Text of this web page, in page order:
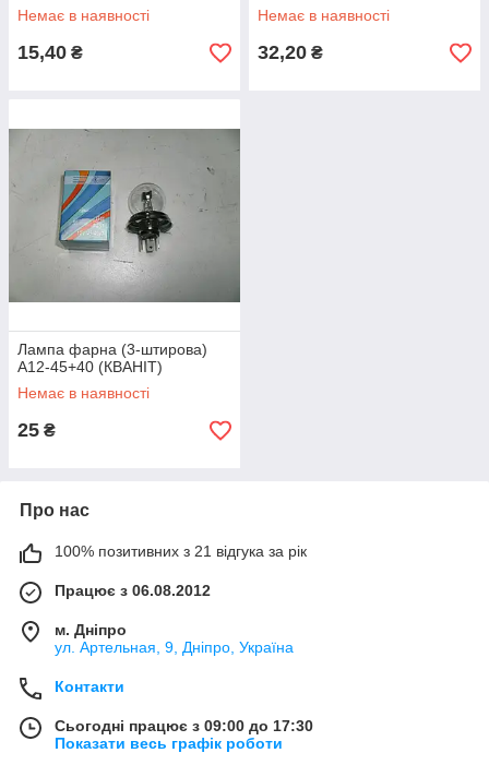
Немає в наявності
15,40 ₴
Немає в наявності
32,20 ₴
Лампа фарна (3-штирова)
А12-45+40 (КВАНІТ)
Немає в наявності
25 ₴
Про нас
100% позитивних з 21 відгука за рік
Працює з 06.08.2012
м. Дніпро
ул. Артельная, 9, Дніпро, Україна
Контакти
Сьогодні працює з 09:00 до 17:30
Показати весь графік роботи